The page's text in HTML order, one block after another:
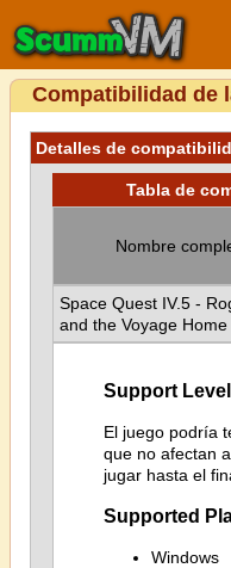
Compatibilidad de
Detalles de
Tabla de
Nombre
Space Quest IV.5 -
and the Voyage Home
Support Level
El juego podría
que no afectan
jugar hasta el
Supported
Windows